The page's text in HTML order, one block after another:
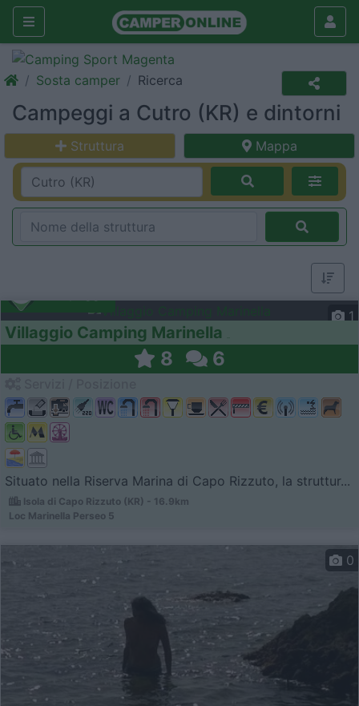
Sosta camper Ricerca
Campeggi a Cutro (KR) e dintorni
Struttura Mappa
1
Villaggio Camping Marinella
8 6
Situato nella Riserva Marina di Capo Rizzuto, la struttur...
Isola di Capo Rizzuto (KR) - 16.9km
Loc Marinella Perseo 5
0